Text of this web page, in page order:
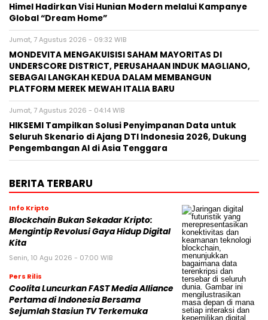
Himel Hadirkan Visi Hunian Modern melalui Kampanye
Global “Dream Home”
Jumat, 7 Agustus 2026 - 09:32 WIB
MONDEVITA MENGAKUISISI SAHAM MAYORITAS DI
UNDERSCORE DISTRICT, PERUSAHAAN INDUK MAGLIANO,
SEBAGAI LANGKAH KEDUA DALAM MEMBANGUN
PLATFORM MEREK MEWAH ITALIA BARU
Jumat, 7 Agustus 2026 - 04:14 WIB
HIKSEMI Tampilkan Solusi Penyimpanan Data untuk
Seluruh Skenario di Ajang DTI Indonesia 2026, Dukung
Pengembangan AI di Asia Tenggara
BERITA TERBARU
Info Kripto
Blockchain Bukan Sekadar Kripto:
Mengintip Revolusi Gaya Hidup Digital
Kita
Senin, 10 Agu 2026 - 07:00 WIB
Pers Rilis
Coolita Luncurkan FAST Media Alliance
Pertama di Indonesia Bersama
Sejumlah Stasiun TV Terkemuka